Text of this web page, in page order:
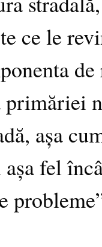
ce le
așa
fel